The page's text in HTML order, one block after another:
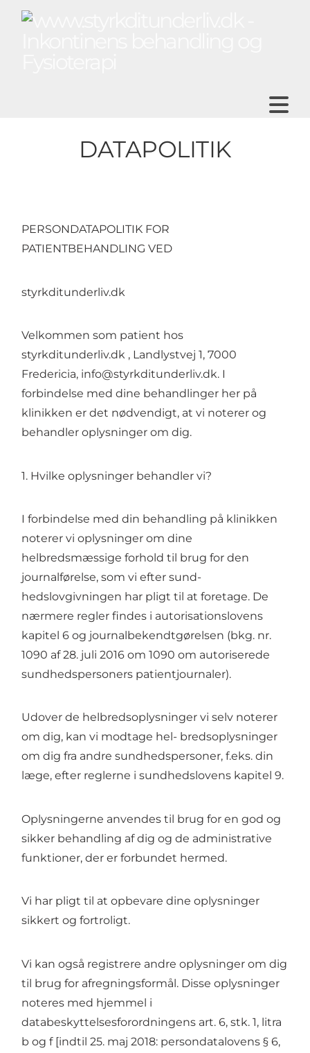
DATAPOLITIK
PERSONDATAPOLITIK FOR
PATIENTBEHANDLING VED
styrkditunderliv.dk
Velkommen som patient hos
styrkditunderliv.dk , Landlystvej 1, 7000
Fredericia, info@styrkditunderliv.dk. I
forbindelse med dine behandlinger her på
klinikken er det nødvendigt, at vi noterer og
behandler oplysninger om dig.
1. Hvilke oplysninger behandler vi?
I forbindelse med din behandling på klinikken
noterer vi oplysninger om dine
helbredsmæssige forhold til brug for den
journalførelse, som vi efter sund-
hedslovgivningen har pligt til at foretage. De
nærmere regler findes i autorisationslovens
kapitel 6 og journalbekendtgørelsen (bkg. nr.
1090 af 28. juli 2016 om 1090 om autoriserede
sundhedspersoners patientjournaler).
Udover de helbredsoplysninger vi selv noterer
om dig, kan vi modtage hel- bredsoplysninger
om dig fra andre sundhedspersoner, f.eks. din
læge, efter reglerne i sundhedslovens kapitel 9.
Oplysningerne anvendes til brug for en god og
sikker behandling af dig og de administrative
funktioner, der er forbundet hermed.
Vi har pligt til at opbevare dine oplysninger
sikkert og fortroligt.
Vi kan også registrere andre oplysninger om dig
til brug for afregningsformål. Disse oplysninger
noteres med hjemmel i
databeskyttelsesforordningens art. 6, stk. 1, litra
b og f [indtil 25. maj 2018: persondatalovens § 6,